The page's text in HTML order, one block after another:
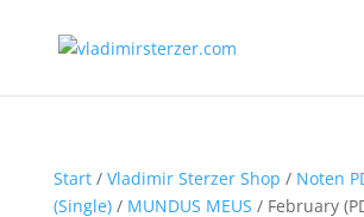
Start/ Vladimir Sterzer Shop / Noten
(Single)/ MUNDUS MEUS / February